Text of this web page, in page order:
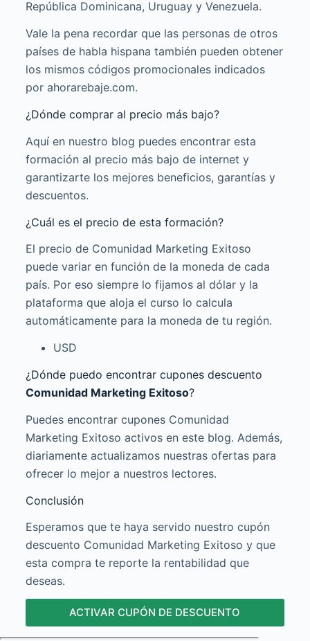
República Dominicana, Uruguay y Venezuela.
Vale la pena recordar que las personas de otros
países de habla hispana también pueden obtener
los mismos códigos promocionales indicados
por ahorarebaje.com.
¿Dónde comprar al precio más bajo?
Aquí en nuestro blog puedes encontrar esta
formación al precio más bajo de internet y
garantizarte los mejores beneficios, garantías y
descuentos.
¿Cuál es el precio de esta formación?
El precio de Comunidad Marketing Exitoso
puede variar en función de la moneda de cada
país. Por eso siempre lo fijamos al dólar y la
plataforma que aloja el curso lo calcula
automáticamente para la moneda de tu región.
USD
¿Dónde puedo encontrar cupones descuento
Comunidad Marketing Exitoso?
Puedes encontrar cupones Comunidad
Marketing Exitoso activos en este blog. Además,
diariamente actualizamos nuestras ofertas para
ofrecer lo mejor a nuestros lectores.
Conclusión
Esperamos que te haya servido nuestro cupón
descuento Comunidad Marketing Exitoso y que
esta compra te reporte la rentabilidad que
deseas.
ACTIVAR CUPÓN DE DESCUENTO